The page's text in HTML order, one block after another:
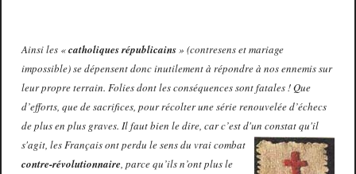
Ainsi les «catholiques républicains» (contresens et mariage
impossible) se dépensent donc inutilement à répondre à nos ennemis sur
leur propre terrain. Folies dont les conséquences sont fatales ! Que
d’efforts, que de sacrifices, pour récolter une série renouvelée d’échecs
de plus en plus graves. Il faut bien le dire, car c’est d'un constat qu'il
s'agit, les Français ont perdu lesens du vrai combat
contre-révolutionnaire, parce qu’ils n’ont plus le